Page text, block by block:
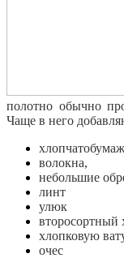
полотно обычно
Чаще в него
волокна,
небольшие
линт
улюк
второсортный
хлопковую
очес